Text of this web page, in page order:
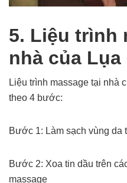
5. Liệu trình
nhà của Lụa
Liệu trình massage tại nhà
theo 4 bước:
Bước 1: Làm sạch vùng da
Bước 2: Xoa tin dầu trên
massage